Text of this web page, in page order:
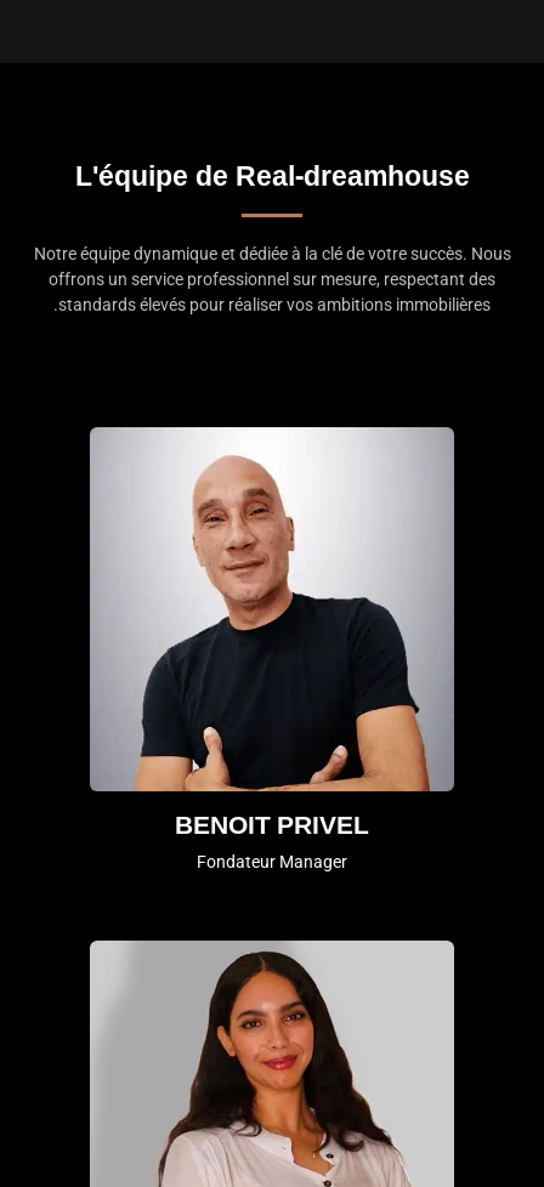
L'équipe de Real-dreamhouse
Notre équipe dynamique et dédiée à la clé de votre succès. Nous
offrons un service professionnel sur mesure, respectant des
standards élevés pour réaliser vos ambitions immobilières.
BENOIT PRIVEL
Fondateur Manager